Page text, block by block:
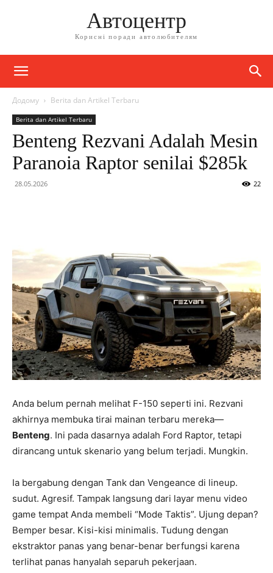
Автоцентр
Корисні поради автолюбителям
Додому Berita dan Artikel Terbaru
Berita dan Artikel Terbaru
Benteng Rezvani Adalah Mesin
Paranoia Raptor senilai $285k
28.05.2026 22
Anda belum pernah melihat F-150 seperti ini. Rezvani
akhirnya membuka tirai mainan terbaru mereka—
Benteng. Ini pada dasarnya adalah Ford Raptor, tetapi
dirancang untuk skenario yang belum terjadi. Mungkin.
Ia bergabung dengan Tank dan Vengeance di lineup.
sudut. Agresif. Tampak langsung dari layar menu video
game tempat Anda membeli “Mode Taktis”. Ujung depan?
Bemper besar. Kisi-kisi minimalis. Tudung dengan
ekstraktor panas yang benar-benar berfungsi karena
terlihat panas hanyalah separuh pekerjaan.